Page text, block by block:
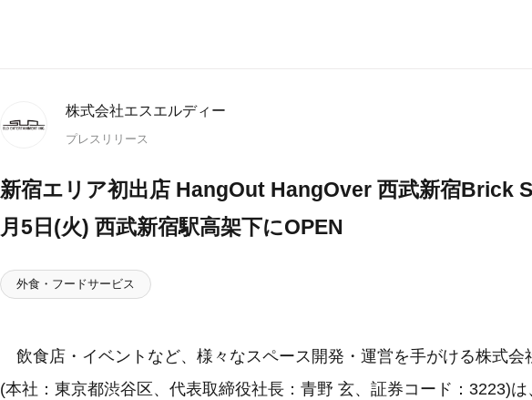
株式会社エスエルディー
プレスリリース
新宿エリア初出店 HangOut HangOver 西武新宿Brick
月5日(火) 西武新宿駅高架下にOPEN
外食・フードサービス
飲食店・イベントなど、様々なスペース開発・運営を手がける株式会
(本社：東京都渋谷区、代表取締役社長：青野 玄、証券コード：3223)